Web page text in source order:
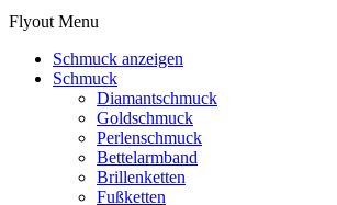
Flyout Menu
Schmuck anzeigen
Schmuck
Diamantschmuck
Goldschmuck
Perlenschmuck
Bettelarmband
Brillenketten
Fußketten